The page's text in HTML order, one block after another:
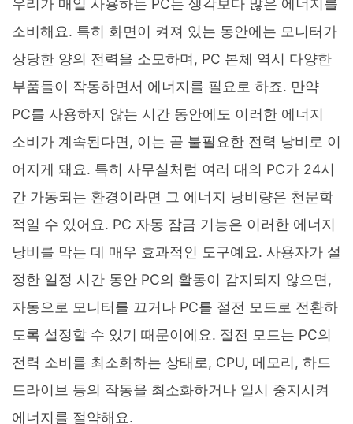
우리가 매일 사용하는 PC는 생각보다 많은 에너지를
소비해요. 특히 화면이 켜져 있는 동안에는 모니터가
상당한 양의 전력을 소모하며, PC 본체 역시 다양한
부품들이 작동하면서 에너지를 필요로 하죠. 만약
PC를 사용하지 않는 시간 동안에도 이러한 에너지
소비가 계속된다면, 이는 곧 불필요한 전력 낭비로 이
어지게 돼요. 특히 사무실처럼 여러 대의 PC가 24시
간 가동되는 환경이라면 그 에너지 낭비량은 천문학
적일 수 있어요. PC 자동 잠금 기능은 이러한 에너지
낭비를 막는 데 매우 효과적인 도구예요. 사용자가 설
정한 일정 시간 동안 PC의 활동이 감지되지 않으면,
자동으로 모니터를 끄거나 PC를 절전 모드로 전환하
도록 설정할 수 있기 때문이에요. 절전 모드는 PC의
전력 소비를 최소화하는 상태로, CPU, 메모리, 하드
드라이브 등의 작동을 최소화하거나 일시 중지시켜
에너지를 절약해요.